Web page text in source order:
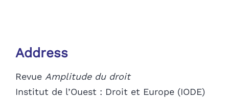
Address
Revue Amplitude du droit
Institut de l’Ouest : Droit et Europe (IODE)